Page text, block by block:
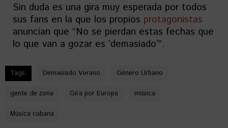
Sin duda es una gira muy esperada por todos
sus fans en la que los propios protagonistas
anuncian que “No se pierdan estas fechas que
lo que van a gozar es ʻdemasiadoʼ”.
Tags: Demasiado Verano Género Urbano
gente de zona Gira por Europa música
Música cubana